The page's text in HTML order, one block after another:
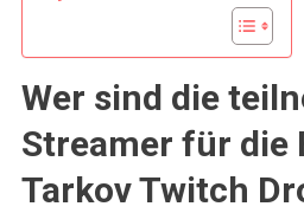
Wer sind die
Streamer für die
Tarkov Twitch